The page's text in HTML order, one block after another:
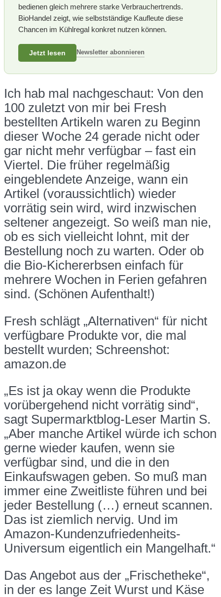
bedienen gleich mehrere starke Verbrauchertrends.
BioHandel zeigt, wie selbstständige Kaufleute diese
Chancen im Kühlregal konkret nutzen können.
Jetzt lesen Newsletter abonnieren
Ich hab mal nachgeschaut: Von den
100 zuletzt von mir bei Fresh
bestellten Artikeln waren zu Beginn
dieser Woche 24 gerade nicht oder
gar nicht mehr verfügbar – fast ein
Viertel. Die früher regelmäßig
eingeblendete Anzeige, wann ein
Artikel (voraussichtlich) wieder
vorrätig sein wird, wird inzwischen
seltener angezeigt. So weiß man nie,
ob es sich vielleicht lohnt, mit der
Bestellung noch zu warten. Oder ob
die Bio-Kichererbsen einfach für
mehrere Wochen in Ferien gefahren
sind. (Schönen Aufenthalt!)
Fresh schlägt „Alternativen“ für nicht
verfügbare Produkte vor, die mal
bestellt wurden; Schreenshot:
amazon.de
„Es ist ja okay wenn die Produkte
vorübergehend nicht vorrätig sind“,
sagt Supermarktblog-Leser Martin S.
„Aber manche Artikel würde ich schon
gerne wieder kaufen, wenn sie
verfügbar sind, und die in den
Einkaufswagen geben. So muß man
immer eine Zweitliste führen und bei
jeder Bestellung (…) erneut scannen.
Das ist ziemlich nervig. Und im
Amazon-Kundenzufriedenheits-
Universum eigentlich ein Mangelhaft.“
Das Angebot aus der „Frischetheke“,
in der es lange Zeit Wurst und Käse